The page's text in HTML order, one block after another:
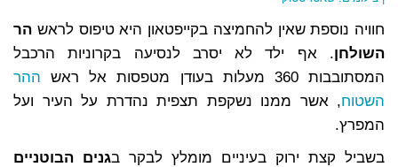
חוויה נוספת שאין להחמיצה בקייפטאון היא טיפוס לראש הר
השולחן. אף ילד לא יסרב לנסיעה בקרוניות הרכבל
המסתובבות 360 מעלות בעודן מטפסות אל ראש
ההר
השטוח, אשר ממנו נשקפת תצפית נהדרת על העיר ועל
המפרץ.
בשביל קצת ירוק בעיניים מומלץ לבקר בגנים הבוטניים